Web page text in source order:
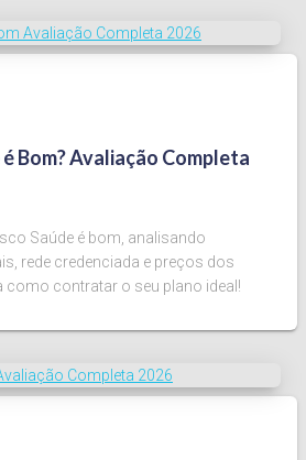
Bom? Avaliação Completa
Saúde é bom, analisando
rede credenciada e preços dos
como contratar o seu plano ideal!